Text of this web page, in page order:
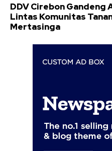
DDV Cirebon Gandeng
Lintas Komunitas
Mertasinga